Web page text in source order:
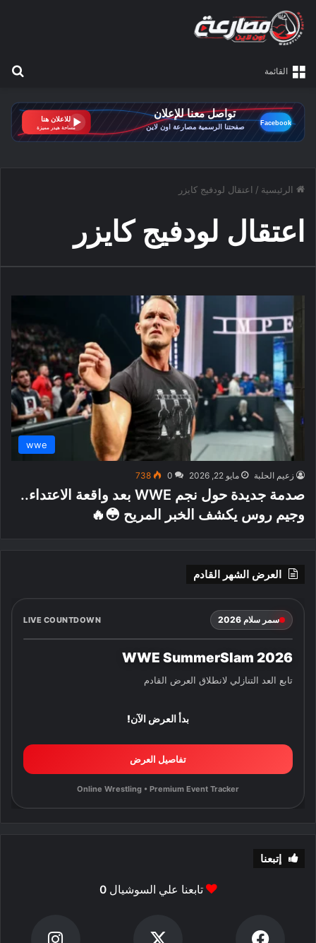
القائمة
الرئيسية / اعتقال لودفيج كايزر
اعتقال لودفيج كايزر
wwe
زعيم الحلبة مايو 22, 2026 0
738
صدمة جديدة حول نجم WWE بعد واقعة الاعتداء..
وجيم روس يكشف الخبر المريح 😳🔥
العرض الشهر القادم
سمر سلام 2026 LIVE COUNTDOWN
WWE SummerSlam 2026
تابع العد التنازلي لانطلاق العرض القادم
بدأ العرض الآن!
تفاصيل العرض
Online Wrestling • Premium Event Tracker
إتبعنا
تابعنا علي السوشيال0